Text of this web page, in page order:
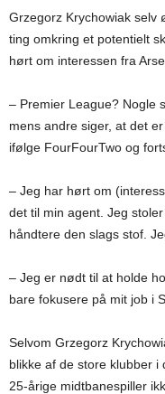
Grzegorz Krychowiak selv
ting omkring et potentielt
hørt om interessen fra
– Premier League? Nogle
mens andre siger, at det
ifølge FourFourTwo og
– Jeg har hørt om
det til min agent. Jeg
håndtere den slags stof.
– Jeg er nødt til at holde
bare fokusere på mit job i
Selvom Grzegorz
blikke af de store klubber
25-årige midtbanespiller